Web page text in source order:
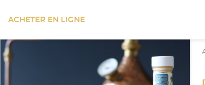
ACHETER EN LIGNE